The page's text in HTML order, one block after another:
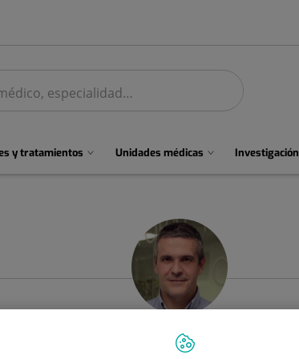
y tratamientos Unidades médicas Investigación
Montesdeoca García